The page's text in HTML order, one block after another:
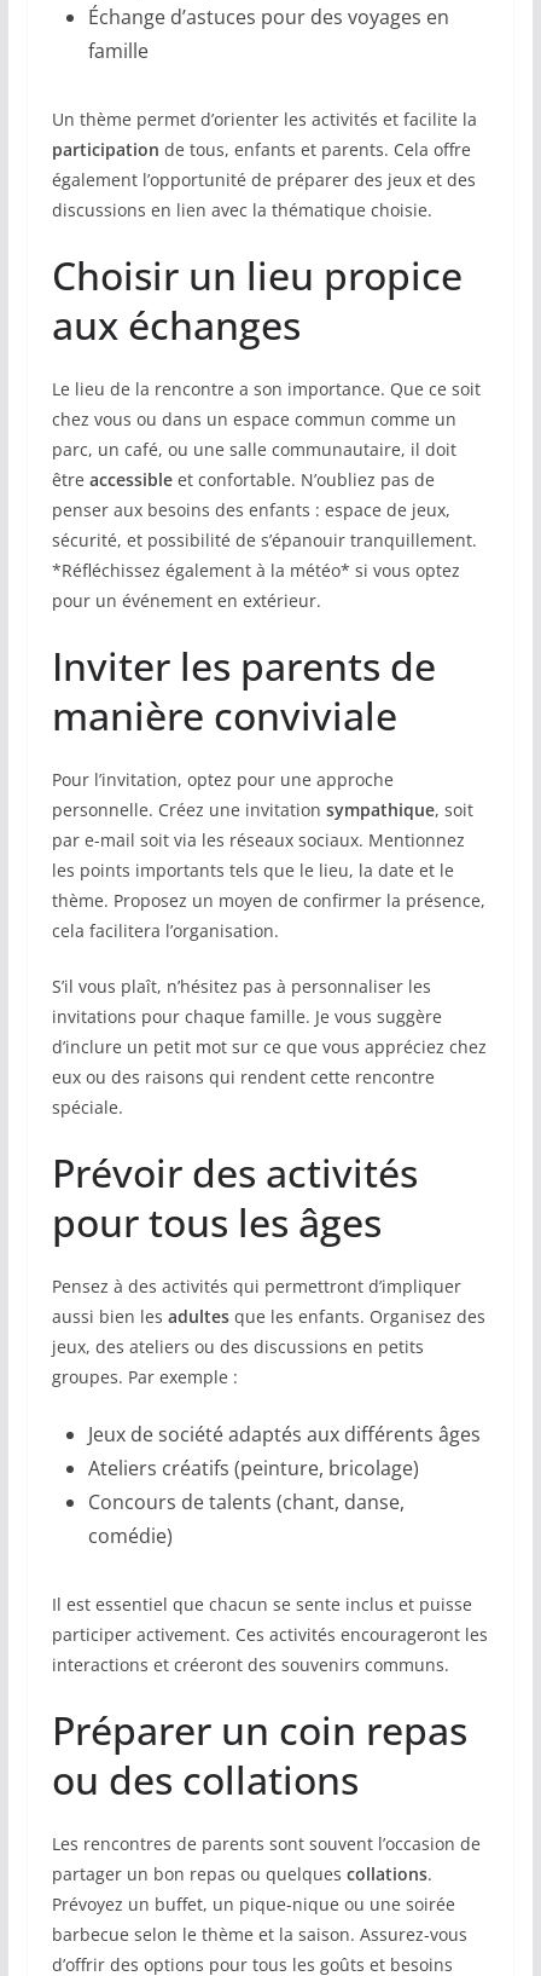
Échange d’astuces pour des voyages en
famille
Un thème permet d’orienter les activités et facilite la
participation de tous, enfants et parents. Cela offre
également l’opportunité de préparer des jeux et des
discussions en lien avec la thématique choisie.
Choisir un lieu propice
aux échanges
Le lieu de la rencontre a son importance. Que ce soit
chez vous ou dans un espace commun comme un
parc, un café, ou une salle communautaire, il doit
être accessibleet confortable. N’oubliez pas de
penser aux besoins des enfants : espace de jeux,
sécurité, et possibilité de s’épanouir tranquillement.
*Réfléchissez également à la météo* si vous optez
pour un événement en extérieur.
Inviter les parents de
manière conviviale
Pour l’invitation, optez pour une approche
personnelle. Créez une invitation sympathique, soit
par e-mail soit via les réseaux sociaux. Mentionnez
les points importants tels que le lieu, la date et le
thème. Proposez un moyen de confirmer la présence,
cela facilitera l’organisation.
S’il vous plaît, n’hésitez pas à personnaliser les
invitations pour chaque famille. Je vous suggère
d’inclure un petit mot sur ce que vous appréciez chez
eux ou des raisons qui rendent cette rencontre
spéciale.
Prévoir des activités
pour tous les âges
Pensez à des activités qui permettront d’impliquer
aussi bien les adultesque les enfants. Organisez des
jeux, des ateliers ou des discussions en petits
groupes. Par exemple :
Jeux de société adaptés aux différents âges
Ateliers créatifs (peinture, bricolage)
Concours de talents (chant, danse,
comédie)
Il est essentiel que chacun se sente inclus et puisse
participer activement. Ces activités encourageront les
interactions et créeront des souvenirs communs.
Préparer un coin repas
ou des collations
Les rencontres de parents sont souvent l’occasion de
partager un bon repas ou quelques collations.
Prévoyez un buffet, un pique-nique ou une soirée
barbecue selon le thème et la saison. Assurez-vous
d’offrir des options pour tous les goûts et besoins